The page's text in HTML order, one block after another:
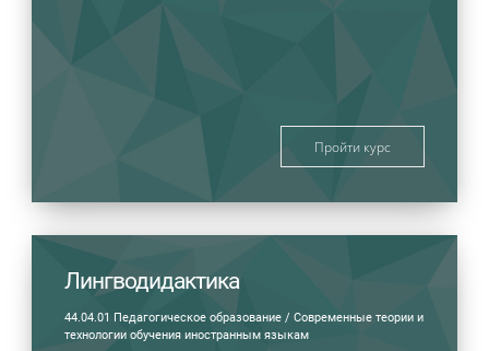
Пройти курс
Лингводидактика
44.04.01 Педагогическое образование / Современные теории и
технологии обучения иностранным языкам